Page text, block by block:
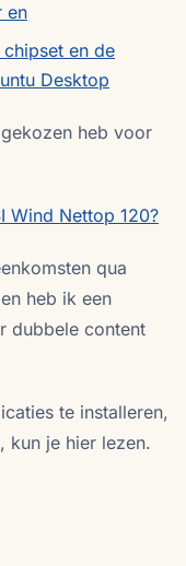
en
en de
Desktop
heb voor
Wind Nettop 120?
qua
heb ik een
dubbele content
te installeren,
kun je hier lezen.